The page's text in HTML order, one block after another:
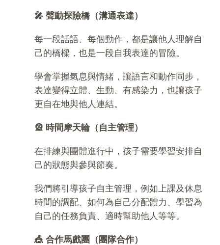
🎤 聲動探險橋（溝通表達）
每一段話語、每個動作，都是讓他人理解自
己的橋樑，也是一段自我表達的冒險。
學會掌握氣息與情緒，讓語言和動作同步，
表達變得立體、生動、有感染力，也讓孩子
更自在地與他人連結。
🎡 時間摩天輪（自主管理）
在排練與團體進行中，孩子需要學習安排自
己的狀態與參與節奏。
我們將引導孩子自主管理，例如上課及休息
時間的調配、如何為自己分配體力、學習為
自己的任務負責、適時幫助他人等等。
🎪 合作馬戲團（團隊合作）